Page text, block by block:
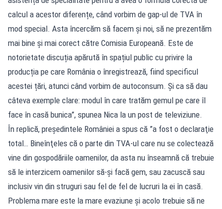
calcul a acestor diferențe, când vorbim de gap-ul de TVA în
mod special. Asta încercăm să facem și noi, să ne prezentăm
mai bine și mai corect către Comisia Europeană. Este de
notorietate discuția apărută în spațiul public cu privire la
producția pe care România o înregistrează, fiind specificul
acestei țări, atunci când vorbim de autoconsum. Și ca să dau
câteva exemple clare: modul în care tratăm gemul pe care îl
face în casă bunica”, spunea Nica la un post de televiziune.
În replică, președintele României a spus că ”a fost o declaraţie
total… Bineînţeles că o parte din TVA-ul care nu se colectează
vine din gospodăriile oamenilor, da asta nu înseamnă că trebuie
să le interzicem oamenilor să-şi facă gem, sau zacuscă sau
inclusiv vin din struguri sau fel de fel de lucruri la ei în casă.
Problema mare este la mare evaziune şi acolo trebuie să ne